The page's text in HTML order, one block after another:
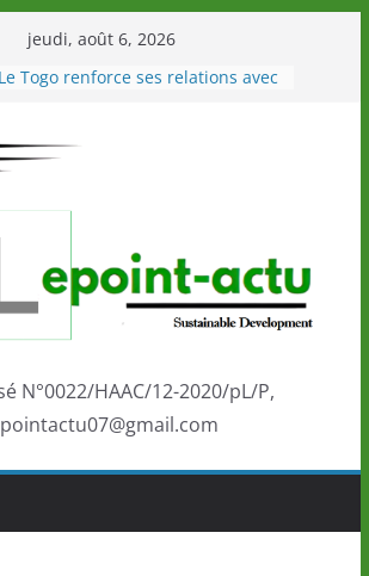
jeudi, août 6, 2026
Le Togo renforce ses relations avec
en Côte d’Ivoire
DETENTE”, un nouveau tirage
de confiance au Togo sur
la scène internationale au-delà des
performances de ses athlètes
Que retenir de la politique
et de l’ambition de
N°0022/HAAC/12-2020/pL/P,